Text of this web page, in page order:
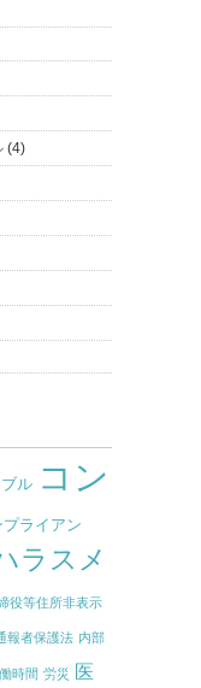
(4)
ル コン
プライアン
ラスメ
役等住所非表示
報者保護法 内部
時間 労災
医